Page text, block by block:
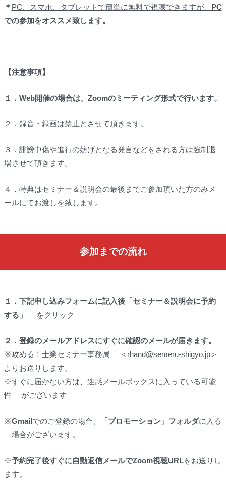
＊ PC、スマホ、タブレットで簡単に無料で視聴できますが、 PC
での参加をオススメ致します。
【注意事項】
１．Web開催の場合は、Zoomのミーティング形式で行います。
２．録音・録画は禁止とさせて頂きます。
３．誹謗中傷や進行の妨げとなる発言などをされる方は強制退
場させて頂きます。
４．特典はセミナー＆説明会の最後までご参加頂いた方のみメ
ールにてお渡しを致します。
参加までの流れ
１． 下記申し込みフォームに記入後「セミナー＆説明会に予約
する」
をクリック
２． 登録のメールアドレスにすぐに確認のメールが届きます。
※攻める！士業セミナー事務局 ＜rhand@semeru-shigyo.jp＞
よりお送りします。
※すぐに届かない方は、迷惑メールボックスに入っている可能
性 がございます
※Gmailでのご登録の場合、 「プロモーション」フォルダに入る
場合がございます。
※予約完了後すぐに自動返信メールでZoom視聴URLをお送りし
ます。